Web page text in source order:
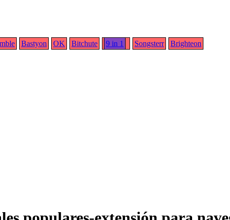
Bastyon OK Bitchute 9 in 1 Songsterr Brighteon